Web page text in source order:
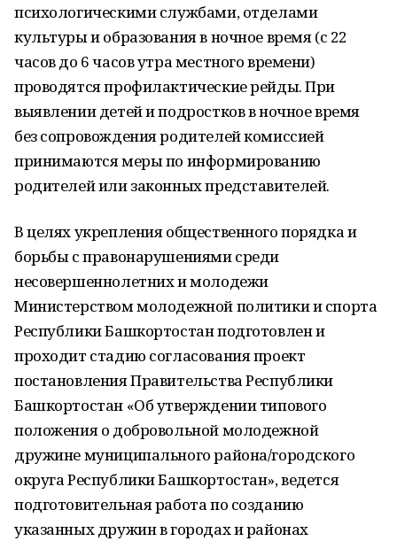
психологическими службами, отделами
культуры и образования в ночное время (с 22
часов до 6 часов утра местного времени)
проводятся профилактические рейды. При
выявлении детей и подростков в ночное время
без сопровождения родителей комиссией
принимаются меры по информированию
родителей или законных представителей.
В целях укрепления общественного порядка и
борьбы с правонарушениями среди
несовершеннолетних и молодежи
Министерством молодежной политики и спорта
Республики Башкортостан подготовлен и
проходит стадию согласования проект
постановления Правительства Республики
Башкортостан «Об утверждении типового
положения о добровольной молодежной
дружине муниципального района/городского
округа Республики Башкортостан», ведется
подготовительная работа по созданию
указанных дружин в городах и районах